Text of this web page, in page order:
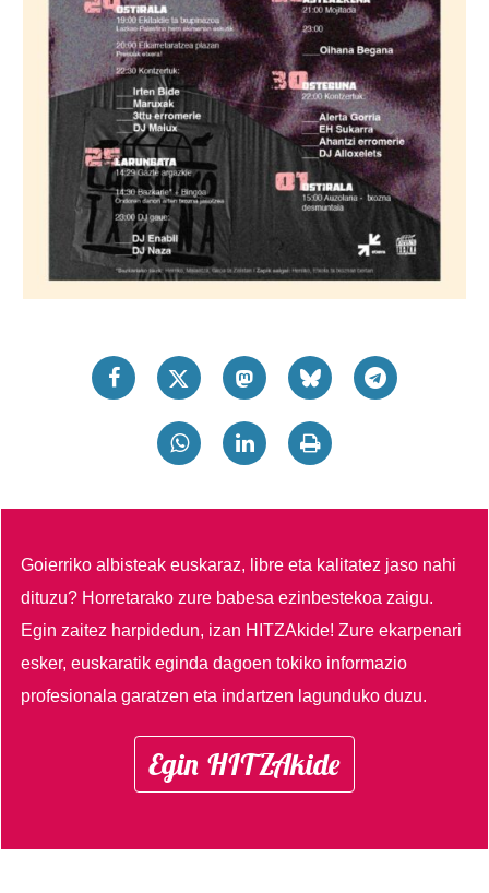
Goierriko albisteak euskaraz, libre eta kalitatez jaso nahi
dituzu? Horretarako zure babesa ezinbestekoa zaigu.
Egin zaitez harpidedun, izan HITZAkide!Zure ekarpenari
esker, euskaratik eginda dagoen tokiko informazio
profesionala garatzen eta indartzen lagunduko duzu.
Egin HITZAkide